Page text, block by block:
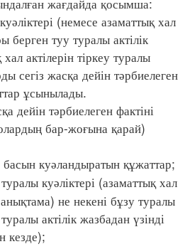
(немесе азаматтық хал
берген туу туралы актілік
актілерін тіркеу туралы
сегіз жасқа дейін тәрбиелеген
ұсынылады.
дейін тәрбиелеген фактіні
бар-жоғына қарай)
куәландыратын құжаттар;
куәліктері (азаматтық хал
не некені бұзу туралы
актілік жазбадан үзінді
кезде);